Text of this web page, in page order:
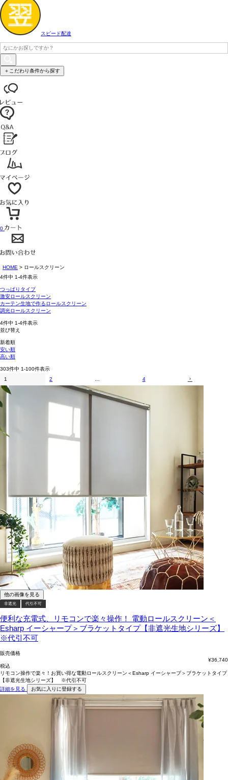
スピード配達
＋こだわり条件から探す
0
HOME
ロールスクリーン
4件中 1-4件表示
つっぱりタイプ
激安ロールスクリーン
カーテン生地で作るロールスクリーン
調光ロールスクリーン
4件中 1-4件表示
並び替え
新着順
安い順
高い順
303件中 1-100件表示
1
2 4
他の画像を見る
非遮光 代引不可
便利な充電式、リモコンで楽々操作！
電動ロールスクリーン＜
Esharp イーシャープ＞ブラケットタイプ【非遮光生地シリーズ】
※代引不可
販売価格
¥36,740
税込
リモコン操作で楽々！お買い得な電動ロールスクリーン＜Esharp イーシャープ＞ブラケットタイプ
【非遮光生地シリーズ】 ※代引不可
詳細を見る
お気に入りに登録する